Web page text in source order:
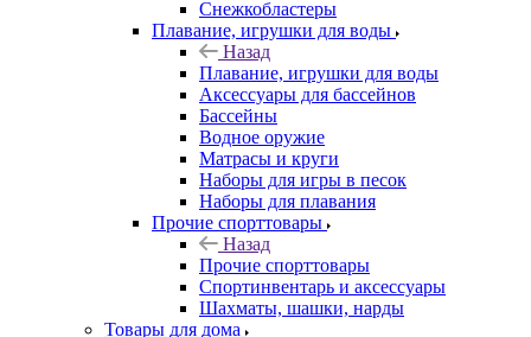
Снежкобластеры
Плавание, игрушки для воды
Назад
Плавание, игрушки для воды
Аксессуары для бассейнов
Бассейны
Водное оружие
Матрасы и круги
Наборы для игры в песок
Наборы для плавания
Прочие спорттовары
Назад
Прочие спорттовары
Спортинвентарь и аксессуары
Шахматы, шашки, нарды
Товары для дома